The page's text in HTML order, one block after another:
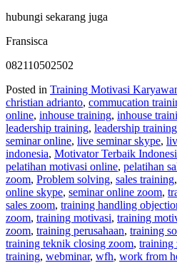
hubungi sekarang juga
Fransisca
082110502502
Posted in Training Motivasi
christian adrianto, commucation
online, inhouse training, inhouse
leadership training, leadership
seminar online, live seminar skype,
indonesia, Motivator Terbaik
pelatihan motivasi online, pelatihan
zoom, Problem solving, sales training,
online skype, seminar online zoom,
sales zoom, training handling
zoom, training motivasi, training
zoom, training perusahaan, training
training teknik closing zoom, training
training, webminar, wfh, work from